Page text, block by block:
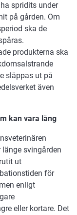
spridits under
på gården. Om
ska de
produkterna ska
släppas ut på
även
kan vara lång
svingården
ut
för
enligt
eller kortare. Det